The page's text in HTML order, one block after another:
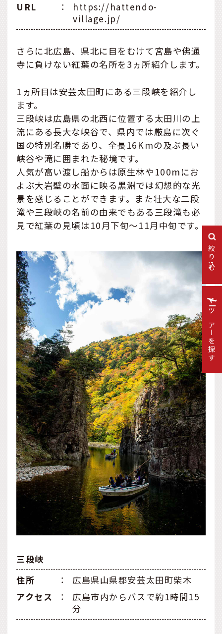
絞り込む
URL
：
https://hattendo-
village.jp/
さらに北広島、県北に目をむけて宮島や佛通
寺に負けない紅葉の名所を3ヵ所紹介します。
1ヵ所目は安芸太田町にある三段峡を紹介し
ます。
三段峡は広島県の北西に位置する太田川の上
流にある長大な峡谷で、県内では厳島に次ぐ
国の特別名勝であり、全長16Kmの及ぶ長い
峡谷や滝に囲まれた秘境です。
人気が高い渡し船からは原生林や100mにお
よぶ大岩壁の水面に映る黒淵では幻想的な光
景を感じることができます。また壮大な二段
滝や三段峡の名前の由来でもある三段滝も必
見で紅葉の見頃は10月下旬～11月中旬です。
三段峡
住所
：
広島県山県郡安芸太田町柴木
アクセス
：
広島市内からバスで約1時間15
分
ツアーを探す